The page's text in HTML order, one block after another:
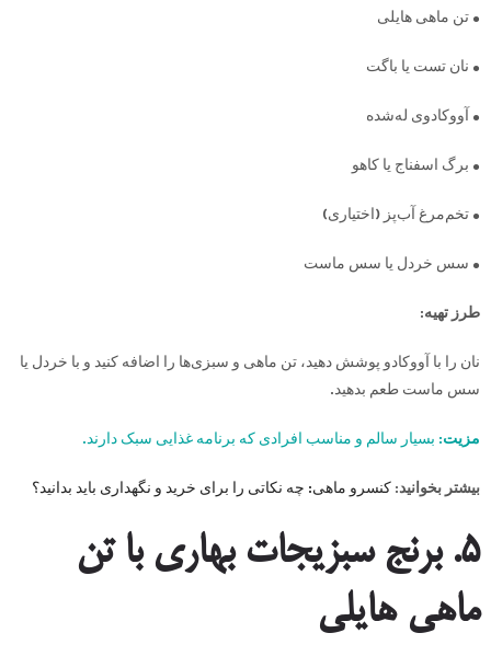
• تن ماهی هایلی
• نان تست یا باگت
• آووکادوی له‌شده
• برگ اسفناج یا کاهو
• تخم‌مرغ آب‌پز (اختیاری)
• سس خردل یا سس ماست
طرز تهیه:
نان را با آووکادو پوشش دهید، تن ماهی و سبزی‌ها را اضافه کنید و با خردل یا
سس ماست طعم بدهید.
مزیت: بسیار سالم و مناسب افرادی که برنامه غذایی سبک دارند.
بیشتر بخوانید: کنسرو ماهی: چه نکاتی را برای خرید و نگهداری باید بدانید؟
۵. برنج سبزیجات بهاری با تن
ماهی هایلی